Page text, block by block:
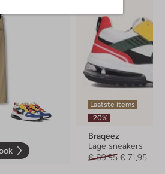
Laatste items
-20%
Braqeez
Lage sneakers
€ 89,95 € 71,95